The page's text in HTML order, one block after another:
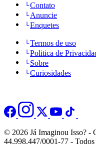
Contato
Anuncie
Enquetes
Termos de uso
Politica de
Sobre
Curiosidades
© 2026 Já Imaginou Isso? -
44.998.447/0001-77 - Todos